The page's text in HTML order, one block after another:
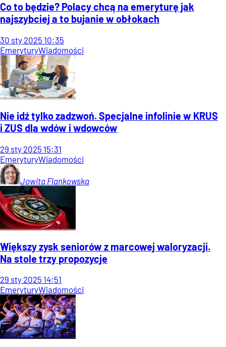
Co to będzie? Polacy chcą na emeryturę jak
najszybciej a to bujanie w obłokach
30 sty 2025 10:35
EmeryturyWiadomości
Nie idź tylko zadzwoń. Specjalne infolinie w KRUS
i ZUS dla wdów i wdowców
29 sty 2025 15:31
EmeryturyWiadomości
Jowita Flankowska
Większy zysk seniorów z marcowej waloryzacji.
Na stole trzy propozycje
29 sty 2025 14:51
EmeryturyWiadomości